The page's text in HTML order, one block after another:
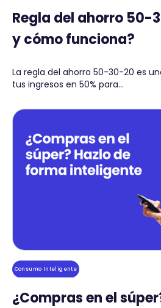
Regla del ahorro 50-
y cómo funciona?
La regla del ahorro 50-30-20 es
tus ingresos en 50% para...
Consumo Inteligente
¿Compras en el